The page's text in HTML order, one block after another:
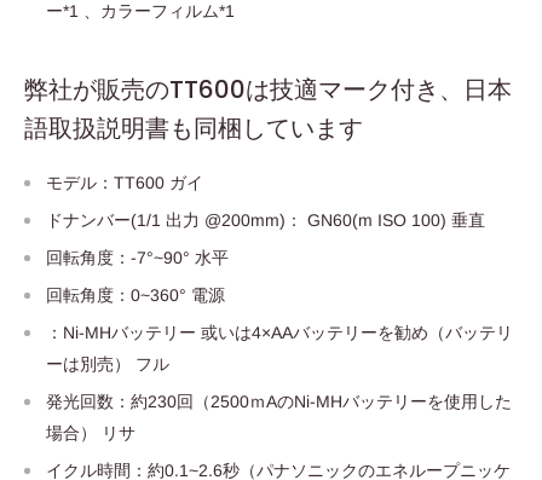
ー*1 、カラーフィルム*1
弊社が販売のTT600は技適マーク付き、日本
語取扱説明書も同梱しています
モデル：TT600 ガイ
ドナンバー(1/1 出力 @200mm)： GN60(m ISO 100) 垂直
回転角度：-7°~90° 水平
回転角度：0~360° 電源
：Ni-MHバッテリー 或いは4×AAバッテリーを勧め（バッテリ
ーは別売） フル
発光回数：約230回（2500ｍAのNi-MHバッテリーを使用した
場合） リサ
イクル時間：約0.1~2.6秒（パナソニックのエネループニッケ